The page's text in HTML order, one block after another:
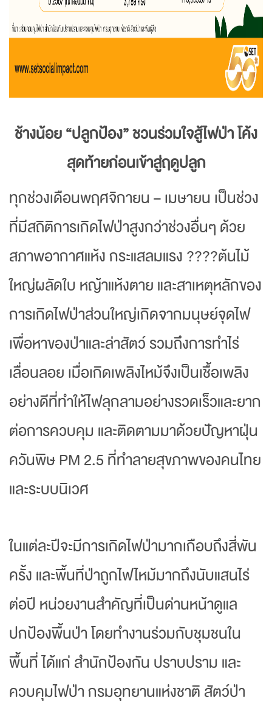
ช้างน้อย “ปลูกป้อง” ชวนร่วมใจสู้ไฟป่า โค้ง
สุดท้ายก่อนเข้าสู่ฤดูปลูก
ทุกช่วงเดือนพฤศจิกายน – เมษายน เป็นช่วง
ที่มีสถิติการเกิดไฟป่าสูงกว่าช่วงอื่นๆ ด้วย
สภาพอากาศแห้ง กระแสลมแรง ????️ต้นไม้
ใหญ่ผลัดใบ หญ้าแห้งตาย และสาเหตุหลักของ
การเกิดไฟป่าส่วนใหญ่เกิดจากมนุษย์จุดไฟ
เพื่อหาของป่าและล่าสัตว์ รวมถึงการทำไร่
เลื่อนลอย เมื่อเกิดเพลิงไหม้จึงเป็นเชื้อเพลิง
อย่างดีที่ทำให้ไฟลุกลามอย่างรวดเร็วและยาก
ต่อการควบคุม และติดตามมาด้วยปัญหาฝุ่น
ควันพิษ PM 2.5 ที่ทำลายสุขภาพของคนไทย
และระบบนิเวศ
ในแต่ละปีจะมีการเกิดไฟป่ามากเกือบถึงสี่พัน
ครั้ง และพื้นที่ป่าถูกไฟไหม้มากถึงนับแสนไร่
ต่อปี หน่วยงานสำคัญที่เป็นด่านหน้าดูแล
ปกป้องพื้นป่า โดยทำงานร่วมกับชุมชนใน
พื้นที่ ได้แก่ สำนักป้องกัน ปราบปราม และ
ควบคุมไฟป่า กรมอุทยานแห่งชาติ สัตว์ป่า